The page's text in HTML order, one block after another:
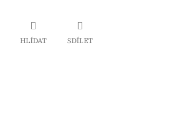
HLÍDAT SDÍLET